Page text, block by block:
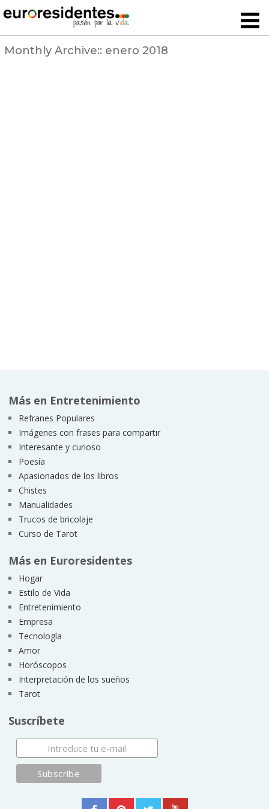
Monthly Archive:: enero 2018
Más en Entretenimiento
Refranes Populares
Imágenes con frases para compartir
Interesante y curioso
Poesía
Apasionados de los libros
Chistes
Manualidades
Trucos de bricolaje
Curso de Tarot
Más en Euroresidentes
Hogar
Estilo de Vida
Entretenimiento
Empresa
Tecnología
Amor
Horóscopos
Interpretación de los sueños
Tarot
Suscríbete